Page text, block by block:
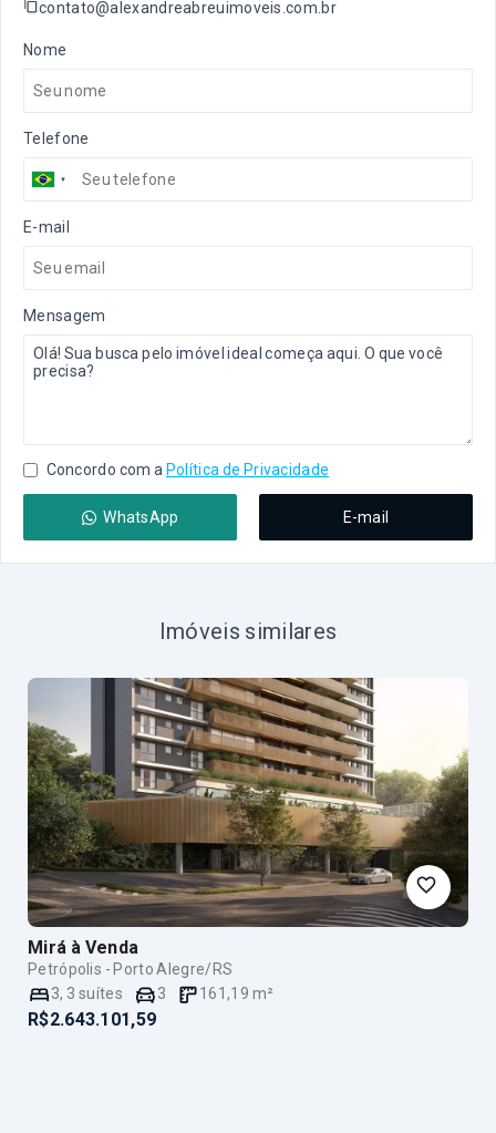
contato@alexandreabreuimoveis.com.br
Nome
Telefone
E-mail
Mensagem
Concordo com a Política de Privacidade
WhatsApp E-mail
Imóveis similares
Mirá à Venda
Petrópolis - Porto Alegre/RS
3, 3 suítes 3 161,19 m²
R$2.643.101,59